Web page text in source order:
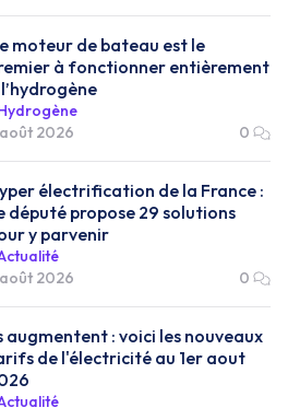
moteur de bateau est le
à fonctionner entièrement
2026
0
électrification de la France :
député propose 29 solutions
y parvenir
2026
0
augmentent : voici les nouveaux
de l'électricité au 1er aout